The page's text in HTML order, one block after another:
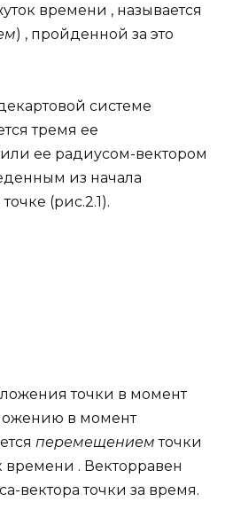
времени , называется
) , пройденной за это
системе
тремя ее
ее радиусом-вектором
из начала
(рис.2.1).
точки в момент
в момент
перемещением точки
времени . Векторравен
вектора точки за время.